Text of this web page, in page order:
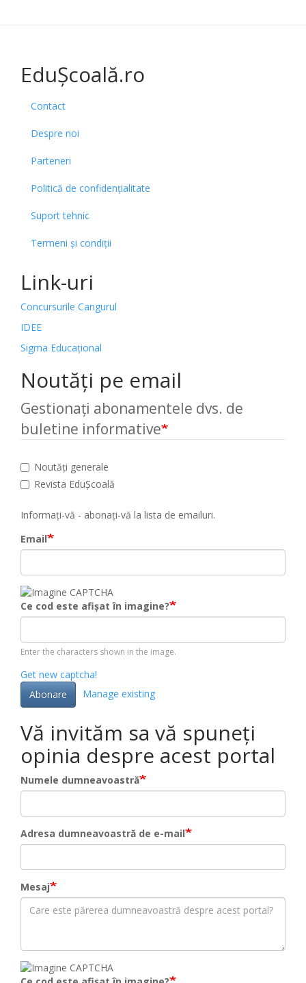
EduȘcoală.ro
Contact
Despre noi
Parteneri
Politică de confidențialitate
Suport tehnic
Termeni și condiții
Link-uri
Concursurile Cangurul
IDEE
Sigma Educațional
Noutăți pe email
Gestionați abonamentele dvs. de
buletine informative
Noutăți generale
Revista EduȘcoală
Informați-vă - abonați-vă la lista de emailuri.
Email
Ce cod este afișat în imagine?
Enter the characters shown in the image.
Get new captcha!
Abonare
Manage existing
Vă invităm sa vă spuneți
opinia despre acest portal
Numele dumneavoastră
Adresa dumneavoastră de e-mail
Mesaj